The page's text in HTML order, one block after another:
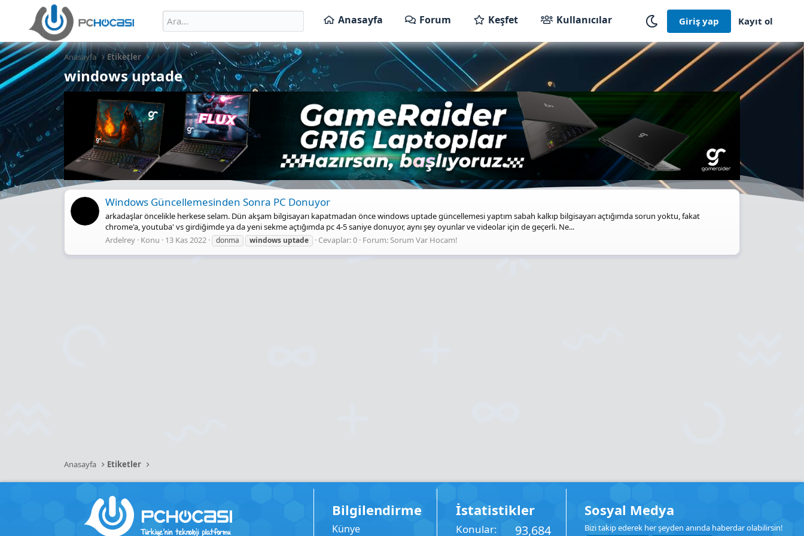
Anasayfa Forum Keşfet Kullanıcılar Giriş yap Kayıt ol
Anasayfa Etiketler
windows uptade
Windows Güncellemesinden Sonra PC Donuyor
arkadaşlar öncelikle herkese selam. Dün akşam bilgisayarı kapatmadan önce windows uptade güncellemesi yaptım sabah kalkıp bilgisayarı açtığımda sorun yoktu, fakat
chrome'a, youtuba' vs girdiğimde ya da yeni sekme açtığımda pc 4-5 saniye donuyor, aynı şey oyunlar ve videolar için de geçerli. Ne...
Ardelrey Konu 13 Kas 2022 donma windows uptade Cevaplar: 0 Forum: Sorum Var Hocam!
Anasayfa Etiketler
Bilgilendirme
Künye
İstatistikler
Konular 93,684
Sosyal Medya
Bizi takip ederek her şeyden anında haberdar olabilirsin!